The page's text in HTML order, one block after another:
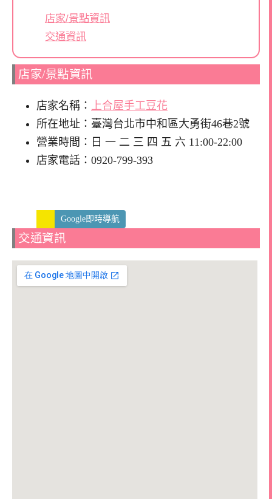
店家/景點資訊
交通資訊
店家/景點資訊
店家名稱：
上合屋手工豆花
所在地址：臺灣台北市中和區大勇街46巷2號
營業時間：日 一 二 三 四 五 六 11:00-22:00
店家電話：0920-799-393
Google即時導航
交通資訊